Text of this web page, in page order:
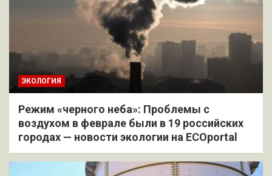
ЭКОЛОГИЯ
Режим «черного неба»: Проблемы с
воздухом в феврале были в 19 российских
городах — новости экологии на ECOportal